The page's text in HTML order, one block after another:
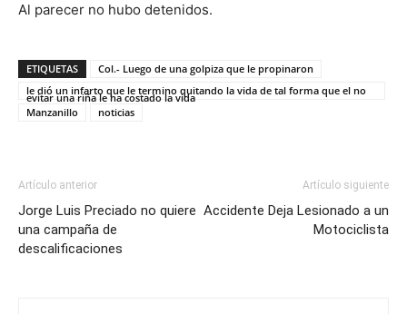
Al parecer no hubo detenidos.
ETIQUETAS
Col.- Luego de una golpiza que le propinaron
le dió un infarto que le termino quitando la vida de tal forma que el no
evitar una riña le ha costado la vida
Manzanillo
noticias
Artículo anterior
Jorge Luis Preciado no quiere
una campaña de
descalificaciones
Artículo siguiente
Accidente Deja Lesionado a un
Motociclista